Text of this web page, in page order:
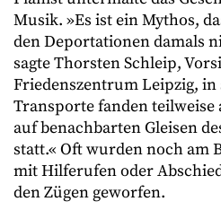
Musik. »Es ist ein Mythos,
den Deportationen damals
sagte Thorsten Schleip,
Friedenszentrum Leipzig, in
Transporte fanden
auf benachbarten Gleisen
statt.« Oft wurden noch am
mit Hilferufen oder
den Zügen geworfen.